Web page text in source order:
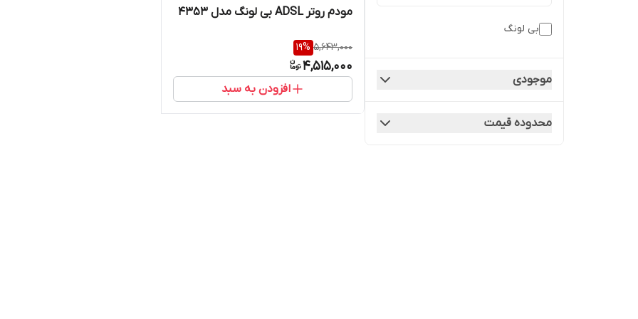
بی لونگ
موجودی
محدوده قیمت
مودم روتر ADSL بی لونگ مدل 4353
5,643,000
19%
4,515,000
افزودن به سبد